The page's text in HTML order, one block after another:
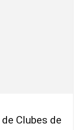
Clubes de